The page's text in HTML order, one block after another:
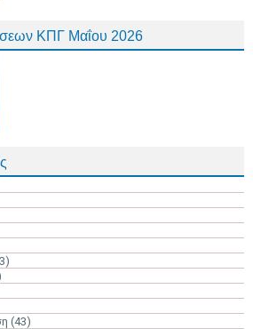
ΚΠΓ Μαΐου 2026
(43)